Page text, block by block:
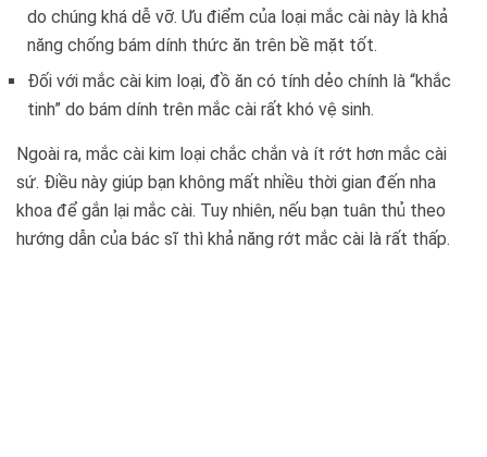
do chúng khá dễ vỡ. Ưu điểm của loại mắc cài này là khả
năng chống bám dính thức ăn trên bề mặt tốt.
Đối với mắc cài kim loại, đồ ăn có tính dẻo chính là “khắc
tinh” do bám dính trên mắc cài rất khó vệ sinh.
Ngoài ra, mắc cài kim loại chắc chắn và ít rớt hơn mắc cài
sứ. Điều này giúp bạn không mất nhiều thời gian đến nha
khoa để gắn lại mắc cài. Tuy nhiên, nếu bạn tuân thủ theo
hướng dẫn của bác sĩ thì khả năng rớt mắc cài là rất thấp.